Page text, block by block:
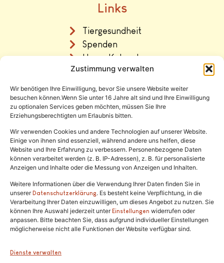
Zustimmung verwalten
Wir benötigen Ihre Einwilligung, bevor Sie unsere Website weiter
besuchen können.Wenn Sie unter 16 Jahre alt sind und Ihre Einwilligung
zu optionalen Services geben möchten, müssen Sie Ihre
Erziehungsberechtigten um Erlaubnis bitten.
Wir verwenden Cookies und andere Technologien auf unserer Website.
Einige von ihnen sind essenziell, während andere uns helfen, diese
Website und Ihre Erfahrung zu verbessern. Personenbezogene Daten
können verarbeitet werden (z. B. IP-Adressen), z. B. für personalisierte
Anzeigen und Inhalte oder die Messung von Anzeigen und Inhalten.
Weitere Informationen über die Verwendung Ihrer Daten finden Sie in
unsererDatenschutzerklärung. Es besteht keine Verpflichtung, in die
Verarbeitung Ihrer Daten einzuwilligen, um dieses Angebot zu nutzen. Sie
können Ihre Auswahl jederzeit unterEinstellungen widerrufen oder
anpassen. Bitte beachten Sie, dass aufgrund individueller Einstellungen
möglicherweise nicht alle Funktionen der Website verfügbar sind.
Dienste verwalten
Links
Tiergesundheit
Spenden
Unser Katzenhaus
Vermittlung
Rechtliches
Impressum
Datenschutz
Satzung
Tel.:(02646) 915928
info@katzenschutzfreunde.de